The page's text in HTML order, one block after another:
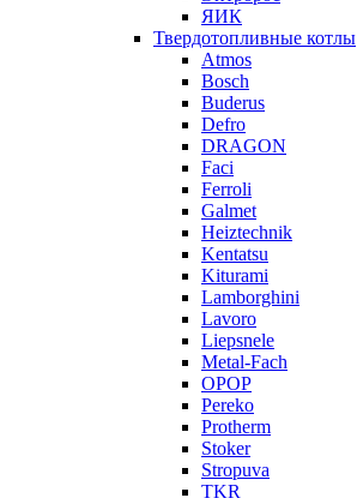
ЯИК
Твердотопливные котлы
Atmos
Bosch
Buderus
Defro
DRAGON
Faci
Ferroli
Galmet
Heiztechnik
Kentatsu
Kiturami
Lamborghini
Lavoro
Liepsnele
Metal-Fach
OPOP
Pereko
Protherm
Stoker
Stropuva
TKR